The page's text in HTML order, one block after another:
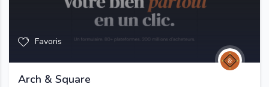
Favoris
Arch & Square